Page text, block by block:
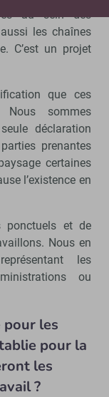
au sein des
les chaînes
C’est un projet
que ces
Nous sommes
déclaration
prenantes
certaines
l’existence en
ponctuels et de
Nous en
les
ou
les
pour la
les
?